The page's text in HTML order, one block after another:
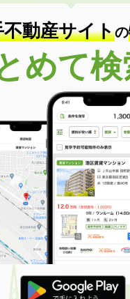
専有面積 47.54m²
間取り
2DK
地
価 格
4.80万円
静岡県磐田市壱貫地
47.54m²
間取り
2DK
価 格
7.40万円
住 所
静岡県磐田市見付
専有面積 60.29m²
間取り
2LDK
貝３
価 格
8.40万円
不動産サイトの
めて検